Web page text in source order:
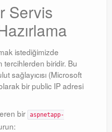
Servis
istediğimizde
tercihlerden biridir. Bu
sağlayıcısı (Microsoft
bir public IP adresi
bir
aspnetapp-